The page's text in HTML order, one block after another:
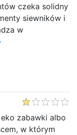
czeka solidny
siewników i
w
zabawki albo
w którym